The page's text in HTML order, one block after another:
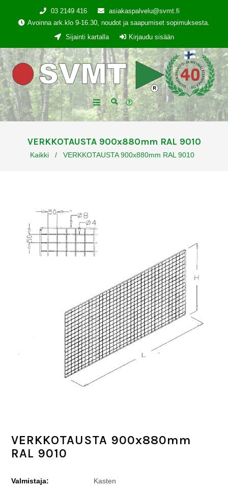
03 2149 416
asiakaspalvelu@svmt.fi
Avoinna ark.klo 9-16.30, noudot ja saapumiset sopimuksesta.
Sijainti kartalla
Kirjaudu sisään
VERKKOTAUSTA 900x880mm RAL 9010
Kaikki / VERKKOTAUSTA 900x880mm RAL 9010
VERKKOTAUSTA 900x880mm
RAL 9010
Valmistaja: Kasten